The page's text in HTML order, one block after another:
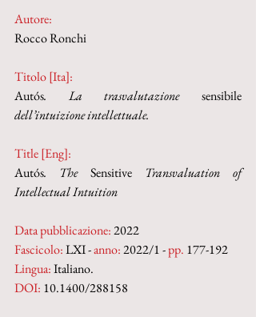
Autore:
Rocco Ronchi
Titolo [Ita]:
Autós. La trasvalutazione sensibile
dell’intuizione intellettuale.
Title [Eng]:
Autós. The Sensitive Transvaluation of
Intellectual Intuition
Data pubblicazione: 2022
Fascicolo: LXI - anno: 2022/1 - pp. 177-192
Lingua: Italiano.
DOI: 10.1400/288158